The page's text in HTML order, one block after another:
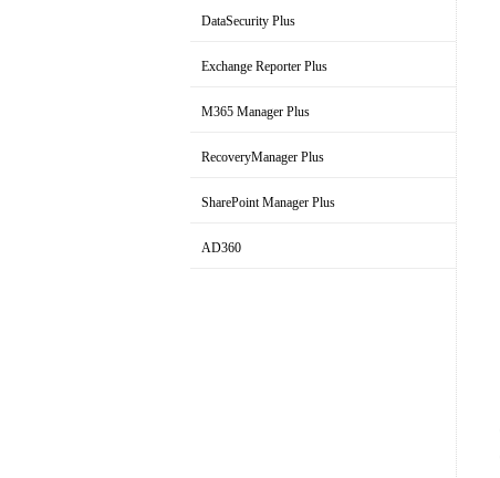
DataSecurity Plus
Exchange Reporter Plus
M365 Manager Plus
RecoveryManager Plus
SharePoint Manager Plus
AD360